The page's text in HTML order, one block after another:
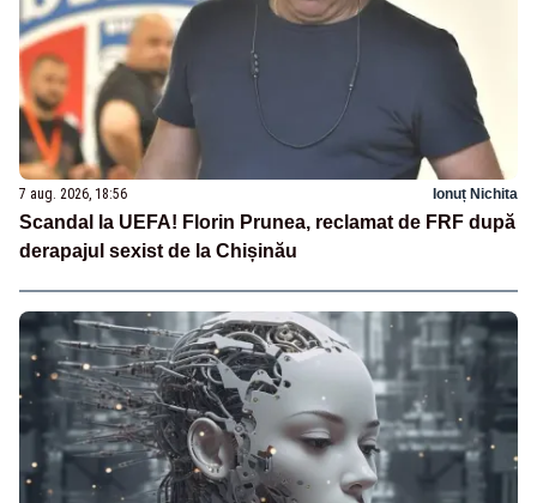
7 aug. 2026, 18:56 Ionuț Nichita
Scandal la UEFA! Florin Prunea, reclamat de FRF după
derapajul sexist de la Chișinău